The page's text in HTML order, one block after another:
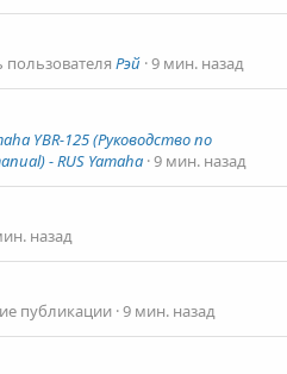
Рэй 9 мин. назад
YBR-125 (Руководство по
- RUS Yamaha 9 мин. назад
назад
публикации 9 мин. назад